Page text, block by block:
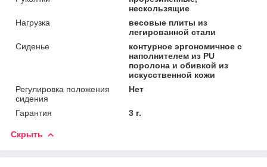
нескользящие
Нагрузка
весовые плиты из
легированной стали
Сиденье
контурное эргономичное с
наполнителем из PU
поролона и обивкой из
искусственной кожи
Регулировка положения
сидения
Нет
Гарантия 3 г.
Скрыть